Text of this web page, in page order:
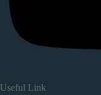
Useful Link